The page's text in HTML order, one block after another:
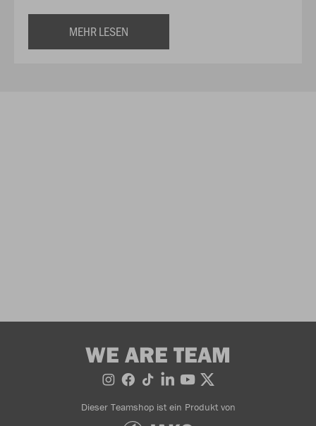
MEHR LESEN
WE ARE TEAM
Dieser Teamshop ist ein Produkt von